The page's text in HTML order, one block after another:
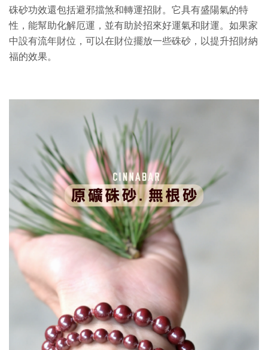
硃砂功效還包括避邪擋煞和轉運招財。它具有盛陽氣的特
性，能幫助化解厄運，並有助於招來好運氣和財運。如果家
中設有流年財位，可以在財位擺放一些硃砂，以提升招財納
福的效果。